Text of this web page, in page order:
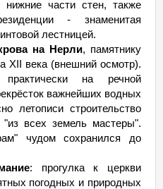
части стен, также
- знаменитая
лестницей.
на Нерли, памятнику
XII века (внешний осмотр).
на речной
важнейших водных
летописи строительство
всех земель мастеры".
чудом сохранился до
: прогулка к церкви
погодных и природных